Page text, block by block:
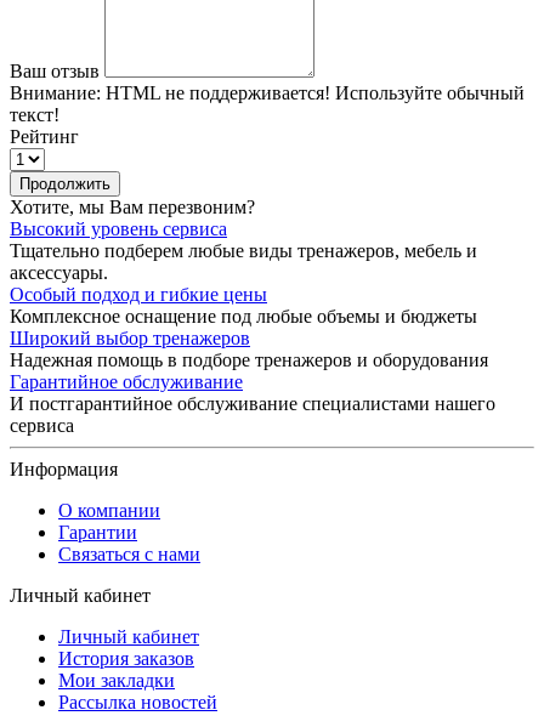
Ваш отзыв
Внимание: HTML не поддерживается! Используйте обычный
текст!
Рейтинг
Продолжить
Хотите, мы Вам перезвоним?
Высокий уровень сервиса
Тщательно подберем любые виды тренажеров, мебель и
аксессуары.
Особый подход и гибкие цены
Комплексное оснащение под любые объемы и бюджеты
Широкий выбор тренажеров
Надежная помощь в подборе тренажеров и оборудования
Гарантийное обслуживание
И постгарантийное обслуживание специалистами нашего
сервиса
Информация
О компании
Гарантии
Связаться с нами
Личный кабинет
Личный кабинет
История заказов
Мои закладки
Рассылка новостей